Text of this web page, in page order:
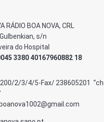
RÁDIO BOA NOVA, CRL
s/n
do Hospital
3380 40167960882 18
2/3/4/5-Fax/ 238605201